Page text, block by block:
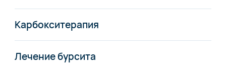
Карбокситерапия
Лечение бурсита